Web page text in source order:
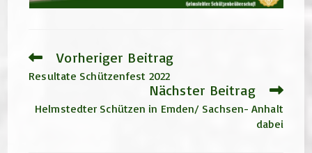
Weitere
Artikel
ansehen
Vorheriger Beitrag
Resultate Schützenfest 2022
Nächster Beitrag
Helmstedter Schützen in Emden/ Sachsen- Anhalt
dabei